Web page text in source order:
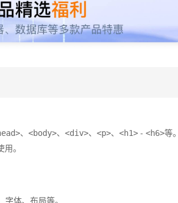
、 <body>、 <div>、 <p>、 <h1>- <h6>等。
。
体、布局等。